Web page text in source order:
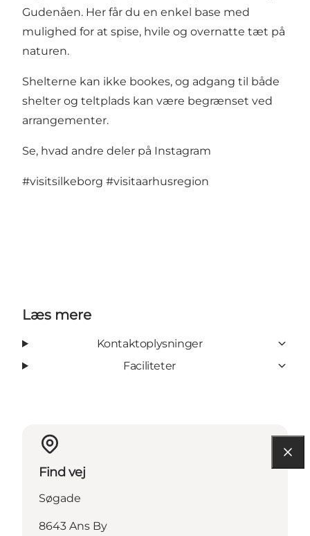
Gudenåen. Her får du en enkel base med
mulighed for at spise, hvile og overnatte tæt på
naturen.
Shelterne kan ikke bookes, og adgang til både
shelter og teltplads kan være begrænset ved
arrangementer.
Se, hvad andre deler på Instagram
#visitsilkeborg #visitaarhusregion
Læs mere
Kontaktoplysninger
Faciliteter
Find vej
Søgade
8643 Ans By